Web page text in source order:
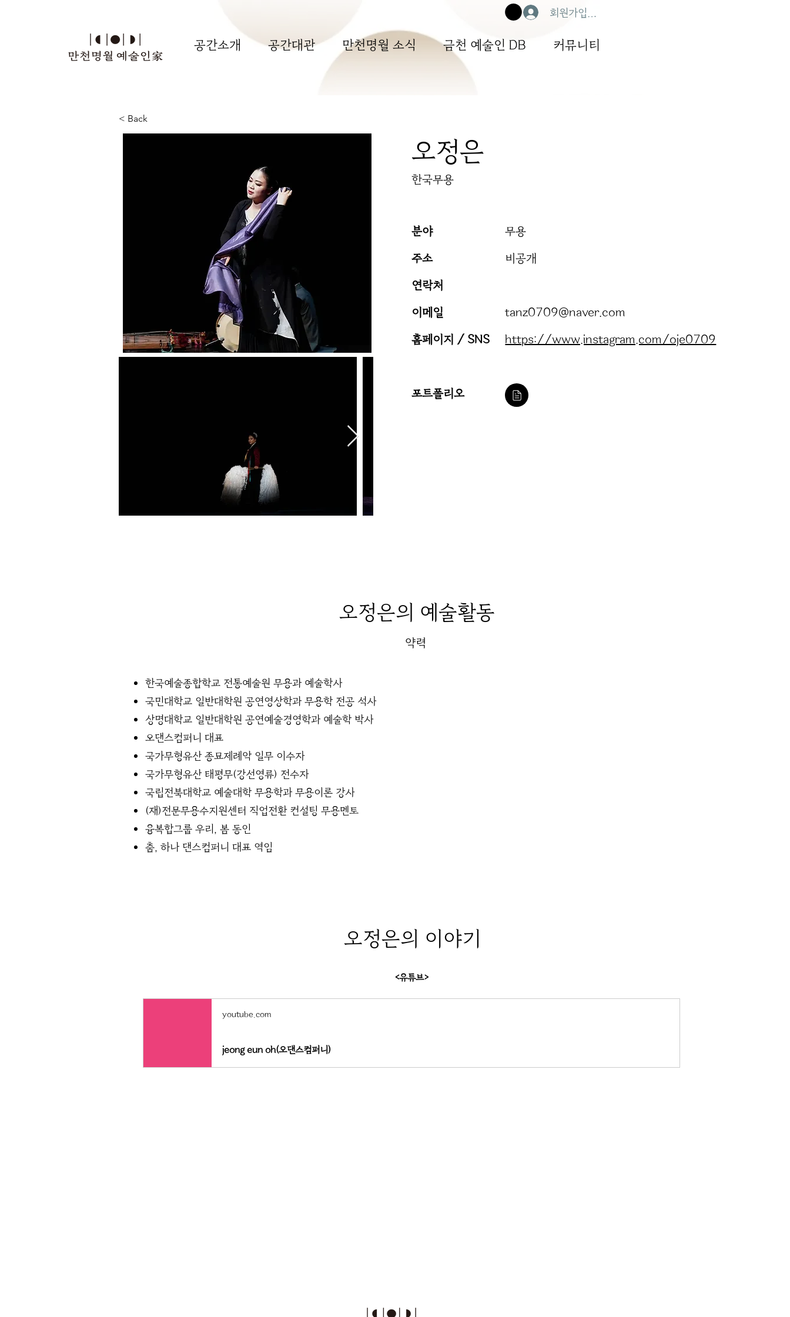
회원가입/로그인
공간소개 공간대관 만천명월 소식 금천 예술인 DB 커뮤니티
< Back
오정은
한국무용
분야
주소
​연락처
이메일
홈페이지 / SNS
포트폴리오
무용
​비공개
tanz0709@naver.com
https://www.instagram.com/oje0709
오정은의 예술활동
약력
한국예술종합학교 전통예술원 무용과 예술학사
국민대학교 일반대학원 공연영상학과 무용학 전공 석사
상명대학교 일반대학원 공연예술경영학과 예술학 박사
오댄스컴퍼니 대표
국가무형유산 종묘제례악 일무 이수자
국가무형유산 태평무(강선영류) 전수자
국립전북대학교 예술대학 무용학과 무용이론 강사
(재)전문무용수지원센터 직업전환 컨설팅 무용멘토
융복합그룹 우리, 봄 동인
춤, 하나 댄스컴퍼니 대표 역임
오정은의 이야기
<유튜브>
youtube.com
jeong eun oh(오댄스컴퍼니)